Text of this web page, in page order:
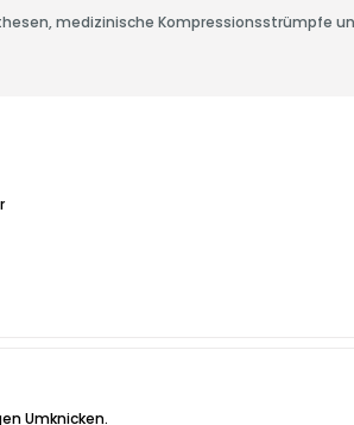
medizinische Kompressionsstrümpfe
Umknicken.